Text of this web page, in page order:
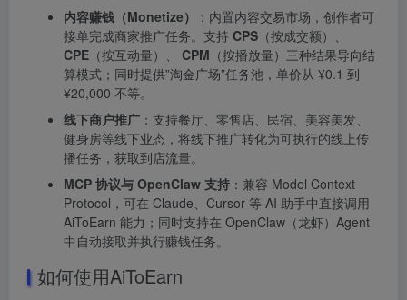
内容赚钱（Monetize）
：内置内容交易市场，创作者可
接单完成商家推广任务。支持 CPS （按成交额）、
CPE （按互动量）、 CPM （按播放量）三种结果导向结
算模式；同时提供”淘金广场”任务池，单价从 ¥0.1 到
¥20,000 不等。
线下商户推广 ：支持餐厅、零售店、民宿、美容美发、
健身房等线下业态，将线下推广转化为可执行的线上传
播任务，获取到店流量。
MCP 协议与 OpenClaw 支持 ：兼容 Model Context
Protocol，可在 Claude、Cursor 等 AI 助手中直接调用
AiToEarn 能力；同时支持在 OpenClaw（龙虾）Agent
中自动接取并执行赚钱任务。
如何使用AiToEarn